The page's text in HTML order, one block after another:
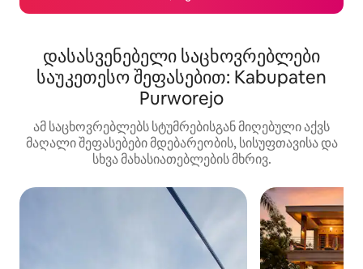
დასასვენებელი საცხოვრებლები
საუკეთესო შეფასებით: Kabupaten
Purworejo
ამ საცხოვრებლებს სტუმრებისგან მიღებული აქვს
მაღალი შეფასებები მდებარეობის, სისუფთავისა და
სხვა მახასიათებლების მხრივ.